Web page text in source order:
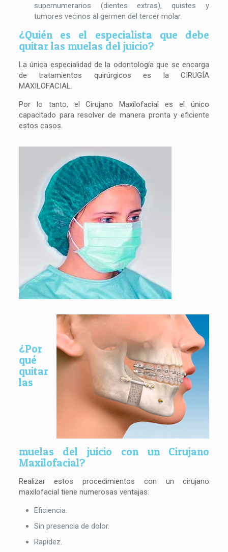
supernumerarios (dientes extras), quistes y
tumores vecinos al germen del tercer molar.
¿Quién es el especialista que debe
quitar las muelas del juicio?
La única especialidad de la odontología que se encarga
de tratamientos quirúrgicos es la CIRUGÍA
MAXILOFACIAL.
Por lo tanto, el Cirujano Maxilofacial es el único
capacitado para resolver de manera pronta y eficiente
estos casos.
¿Por
qué
quitar
las
muelas del juicio con un Cirujano
Maxilofacial?
Realizar estos procedimientos con un cirujano
maxilofacial tiene numerosas ventajas:
Eficiencia.
Sin presencia de dolor.
Rapidez.